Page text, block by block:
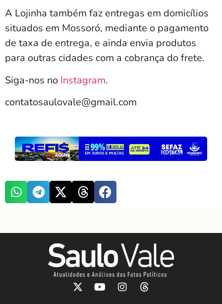
A Lojinha também faz entregas em domicílios
situados em Mossoró, mediante o pagamento
de taxa de entrega, e ainda envia produtos
para outras cidades com a cobrança do frete.
Siga-nos no Instagram.
contatosaulovale@gmail.com